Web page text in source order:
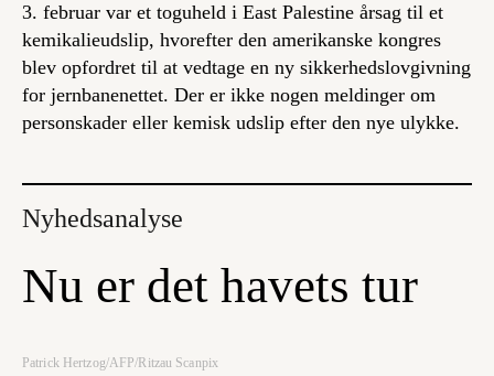
3. februar var et toguheld i East Palestine årsag til et
kemikalieudslip, hvorefter den amerikanske kongres
blev opfordret til at vedtage en ny sikkerhedslovgivning
for jernbanenettet. Der er ikke nogen meldinger om
personskader eller kemisk udslip efter den nye ulykke.
Nyhedsanalyse
Nu er det havets tur
Patrick Hertzog/AFP/Ritzau Scanpix